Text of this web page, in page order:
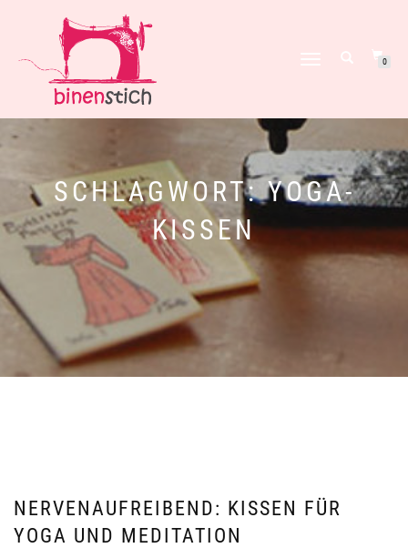
0
SCHLAGWORT:YOGA-
KISSEN
NERVENAUFREIBEND: KISSEN FÜR
YOGA UND MEDITATION